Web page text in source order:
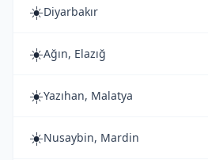
☀️Diyarbakır
☀️Ağın, Elazığ
☀️Yazıhan, Malatya
☀️Nusaybin, Mardin